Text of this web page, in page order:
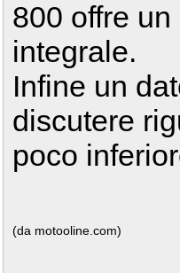
800 offre
integrale.
Infine un
discutere
poco
(da motooline.com)